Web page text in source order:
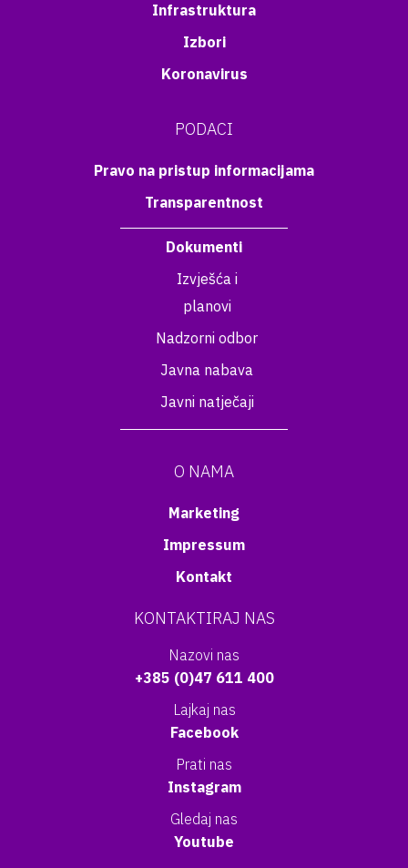
Infrastruktura
Izbori
Koronavirus
PODACI
Pravo na pristup informacijama
Transparentnost
Dokumenti
Izvješća i
planovi
Nadzorni odbor
Javna nabava
Javni natječaji
O NAMA
Marketing
Impressum
Kontakt
KONTAKTIRAJ NAS
Nazovi nas
+385 (0)47 611 400
Lajkaj nas
Facebook
Prati nas
Instagram
Gledaj nas
Youtube